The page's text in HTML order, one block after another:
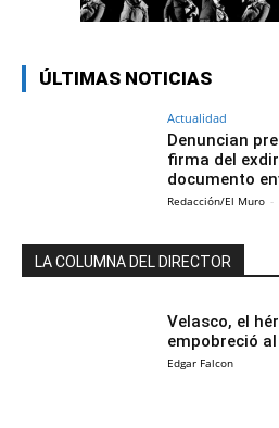
ÚLTIMAS NOTICIAS
Actualidad
Denuncian
firma del
documento
Redacción/El Muro -
LA COLUMNA DEL DIRECTOR
Velasco, el
empobreció
Edgar Falcon